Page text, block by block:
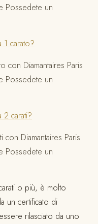
Possedete un
carato?
con Diamantaires Paris
Possedete un
carati?
Diamantaires Paris
Possedete un
o più, è molto
un certificato di
rilasciato da uno